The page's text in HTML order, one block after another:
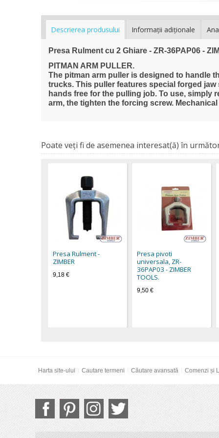
Descrierea produsului Informaţii adiţionale
Presa Rulment cu 2 Ghiare - ZR-36PAP06 -
PITMAN ARM PULLER.
The pitman arm puller is designed to handle
trucks. This puller features special forged
hands free for the pulling job. To use, simply
arm, the tighten the forcing screw.
Poate veţi fi de asemenea interesat(ă) în
Presa Rulment -
ZIMBER
9,18 €
Presa pivoti
universala, ZR-
36PAP03 - ZIMBER
TOOLS.
9,50 €
Harta site-ului Cautare termeni Căutare avansată Comenzi și